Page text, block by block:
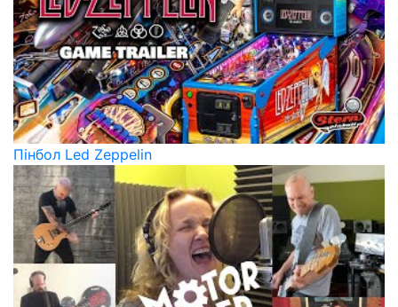
Пінбол Led Zeppelin